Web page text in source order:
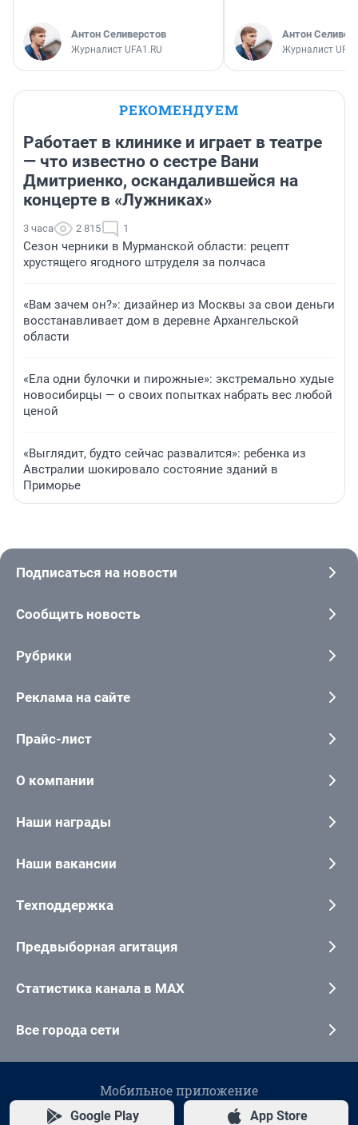
Антон Селиверстов
Журналист UFA1.RU
Антон
Журналист
РЕКОМЕНДУЕМ
Работает в клинике и играет в театре
— что известно о сестре Вани
Дмитриенко, оскандалившейся на
концерте в «Лужниках»
3 часа 2 815 1
Сезон черники в Мурманской области: рецепт
хрустящего ягодного штруделя за полчаса
«Вам зачем он?»: дизайнер из Москвы за свои деньги
восстанавливает дом в деревне Архангельской
области
«Ела одни булочки и пирожные»: экстремально худые
новосибирцы — о своих попытках набрать вес любой
ценой
«Выглядит, будто сейчас развалится»: ребенка из
Австралии шокировало состояние зданий в
Приморье
Подписаться на новости
Сообщить новость
Рубрики
Реклама на сайте
Прайс-лист
О компании
Наши награды
Наши вакансии
Техподдержка
Предвыборная агитация
Статистика канала в MAX
Все города сети
Мобильное приложение
Google Play App Store